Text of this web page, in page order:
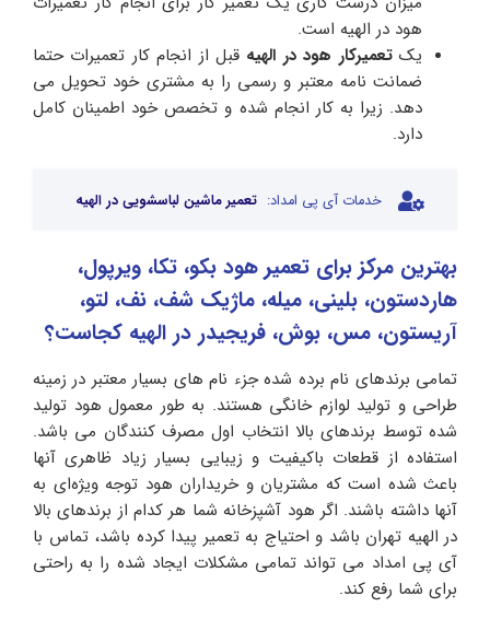
هود در الهیه است.
یکتعمیرکار هود در الهیه قبل از انجام کار تعمیرات حتما
ضمانت نامه معتبر و رسمی را به مشتری خود تحویل می
دهد. زیرا به کار انجام شده و تخصص خود اطمینان کامل
دارد.
خدمات آی پی امداد: تعمیر ماشین لباسشویی در الهیه
بهترین مرکز برای تعمیر هود بکو، تکا، ویرپول،
هاردستون، بلینی، میله، ماژیک شف، نف، لتو،
آریستون، مس، بوش، فریجیدر در الهیه کجاست؟
تمامی برندهای نام برده شده جزء نام های بسیار معتبر در زمینه
طراحی و تولید لوازم خانگی هستند. به طور معمول هود تولید
شده توسط برندهای بالا انتخاب اول مصرف کنندگان می باشد.
استفاده از قطعات باکیفیت و زیبایی بسیار زیاد ظاهری آنها
باعث شده است که مشتریان و خریداران هود توجه ویژه‌ای به
آنها داشته باشند. اگر هود آشپزخانه شما هر کدام از برندهای بالا
در الهیه تهران باشد و احتیاج به تعمیر پیدا کرده باشد، تماس با
آی پی امداد می تواند تمامی مشکلات ایجاد شده را به راحتی
برای شما رفع کند.